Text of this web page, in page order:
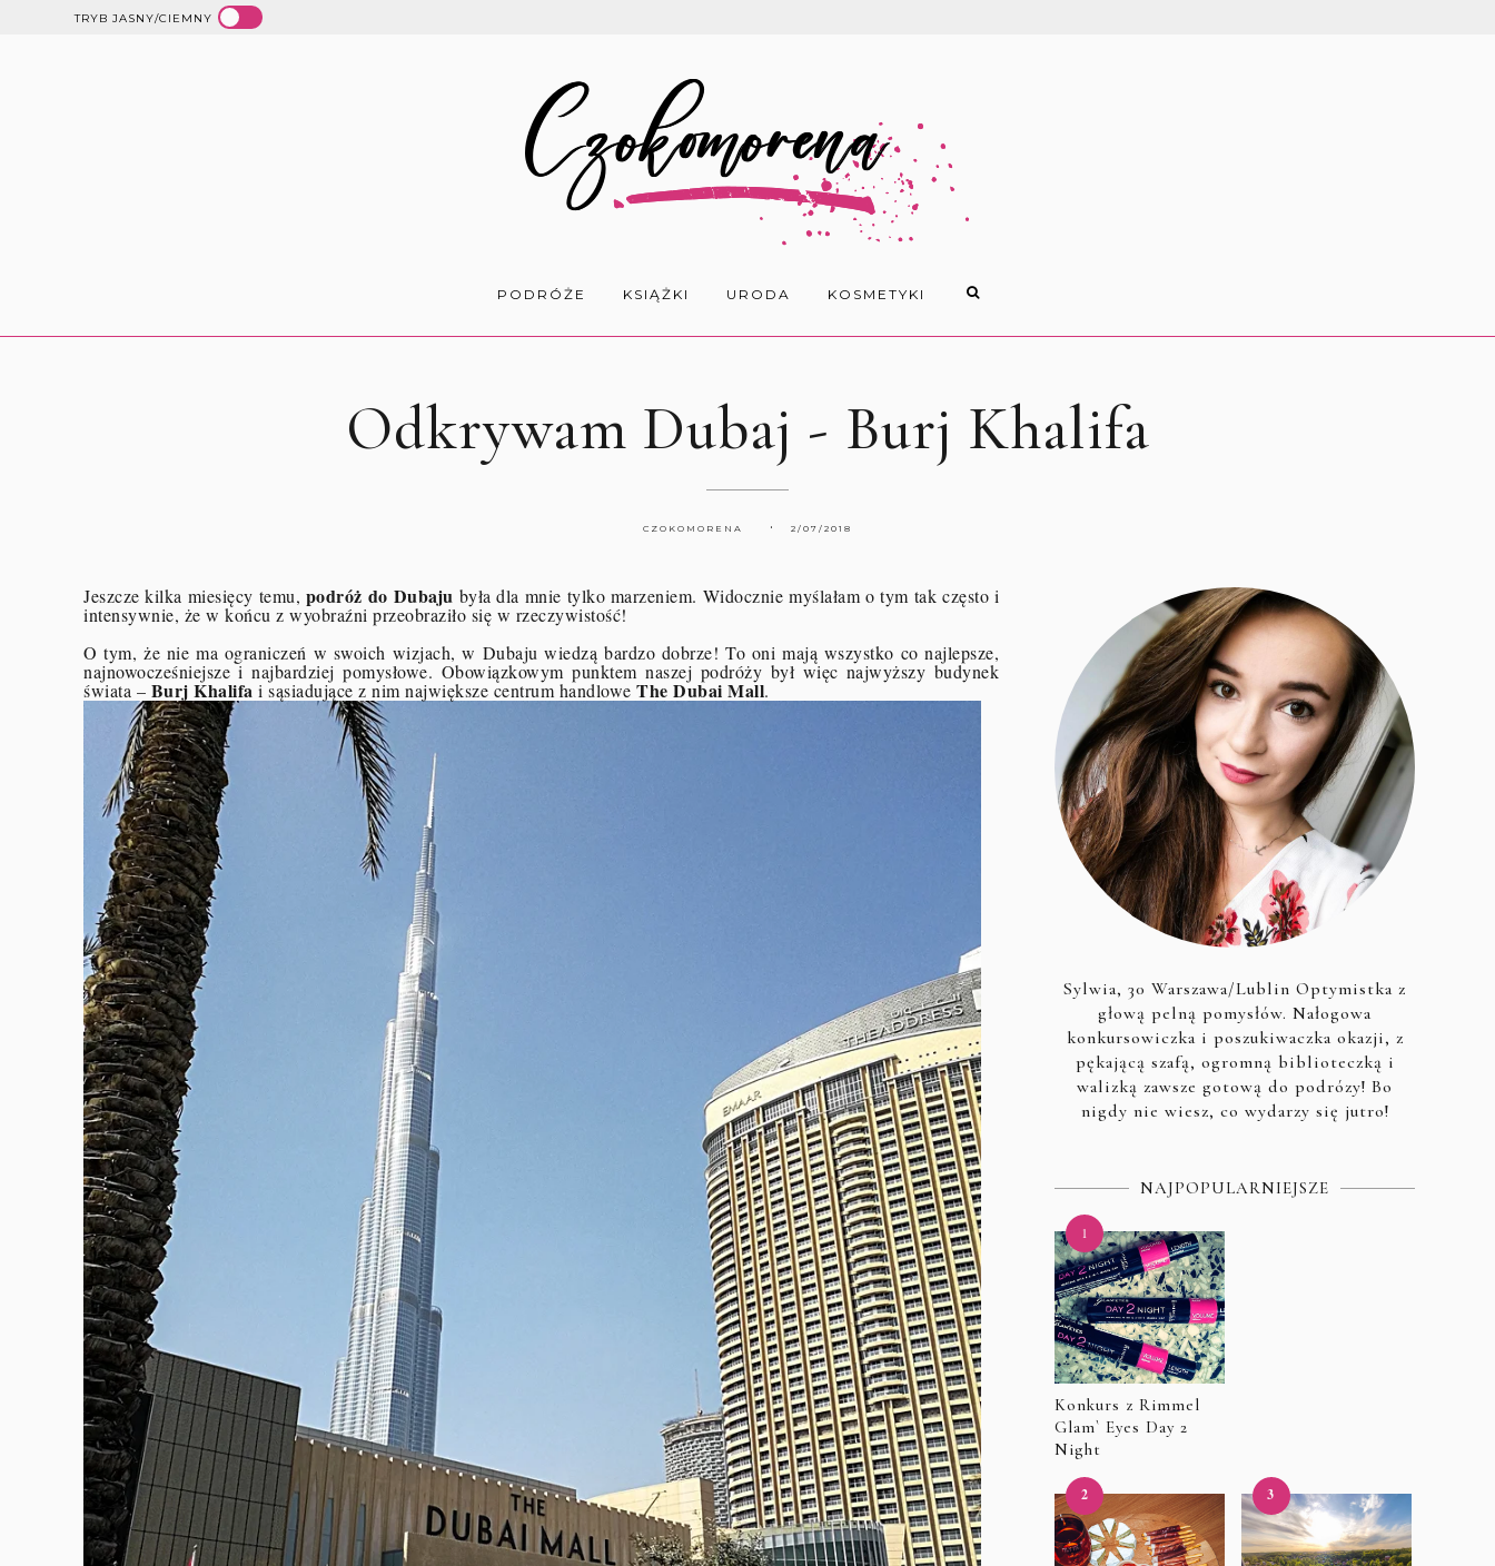
TRYB JASNY/CIEMNY
PODRÓŻE KSIĄŻKI URODA KOSMETYKI
Odkrywam Dubaj - Burj Khalifa
CZOKOMORENA 2/07/2018
Jeszcze kilka miesięcy temu, podróż do Dubaju była dla mnie tylko marzeniem. Widocznie myślałam o tym tak często i
intensywnie, że w końcu z wyobraźni przeobraziło się w rzeczywistość!
O tym, że nie ma ograniczeń w swoich wizjach, w Dubaju wiedzą bardzo dobrze! To oni mają wszystko co najlepsze,
najnowocześniejsze i najbardziej pomysłowe. Obowiązkowym punktem naszej podróży był więc najwyższy budynek
świata – Burj Khalifa i sąsiadujące z nim największe centrum handlowe The Dubai Mall.
Sylwia, 30 Warszawa/Lublin Optymistka z
głową pelną pomysłów. Nałogowa
konkursowiczka i poszukiwaczka okazji, z
pękającą szafą, ogromną biblioteczką i
walizką zawsze gotową do podrózy! Bo
nigdy nie wiesz, co wydarzy się jutro!
NAJPOPULARNIEJSZE
Konkurs z Rimmel
Glam` Eyes Day 2
Night